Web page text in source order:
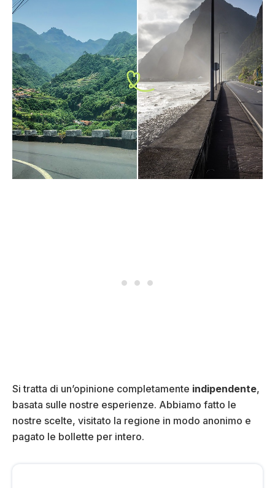
Si tratta di un’opinione completamente indipendente,
basata sulle nostre esperienze. Abbiamo fatto le
nostre scelte, visitato la regione in modo anonimo e
pagato le bollette per intero.